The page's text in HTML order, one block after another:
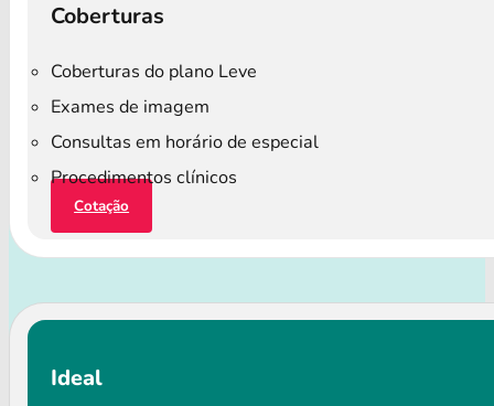
Coberturas
Coberturas do plano Leve
Exames de imagem
Consultas em horário de especial
Procedimentos clínicos
Cotação
Ideal